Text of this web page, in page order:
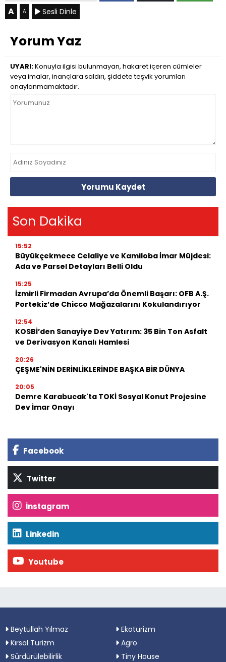
A A Sesli Dinle
Yorum Yaz
UYARI:Konuyla ilgisi bulunmayan, hakaret içeren cümleler
veya imalar, inançlara saldırı, şiddete teşvik yorumları
onaylanmamaktadır.
Yorumu Kaydet
Son Dakika
15:52
Büyükçekmece Celaliye ve Kamiloba İmar Müjdesi:
Ada ve Parsel Detayları Belli Oldu
15:25
İzmirli Firmadan Avrupa’da Önemli Başarı: OFB A.Ş.
Portekiz’de Chicco Mağazalarını Kokulandırıyor
12:54
KOSBİ’den Sanayiye Dev Yatırım: 35 Bin Ton Asfalt
ve Derivasyon Kanalı Hamlesi
20:26
ÇEŞME'NİN DERİNLİKLERİNDE BAŞKA BİR DÜNYA
20:05
Demre Karabucak'ta TOKİ Sosyal Konut Projesine
Dev İmar Onayı
Facebook
Twitter
İnstagram
Linkedin
Youtube
Beytullah Yılmaz
Ekoturizm
Kırsal Turizm
Agro
Sürdürülebilirlik
Tiny House